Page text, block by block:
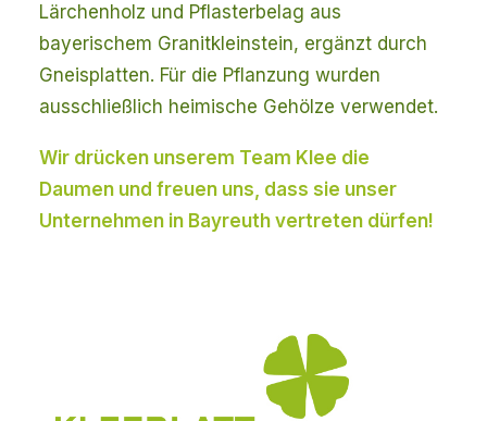
Lärchenholz und Pflasterbelag aus
bayerischem Granitkleinstein, ergänzt durch
Gneisplatten. Für die Pflanzung wurden
ausschließlich heimische Gehölze verwendet.
Wir drücken unserem Team Klee die
Daumen und freuen uns, dass sie unser
Unternehmen in Bayreuth vertreten dürfen!